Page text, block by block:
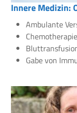
Innere Medizin:
Ambulante
Chemotherapie
Gabe von